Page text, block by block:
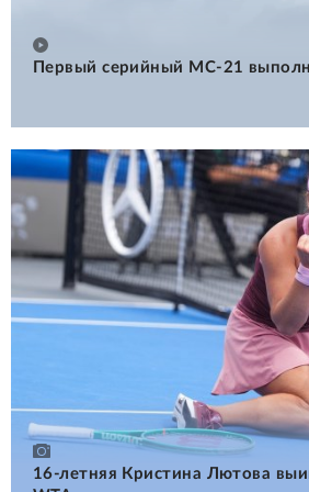
Первый серийный МС-21
16-летняя Кристина Лютова